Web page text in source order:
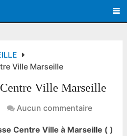
Ville Marseille
Ville Marseille
Aucun commentaire
Centre Ville à Marseille ( )